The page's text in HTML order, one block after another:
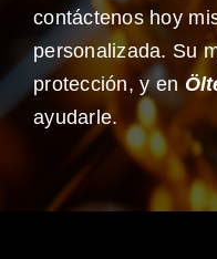
contáctenos hoy
personalizada. Su
protección, y en
ayudarle.